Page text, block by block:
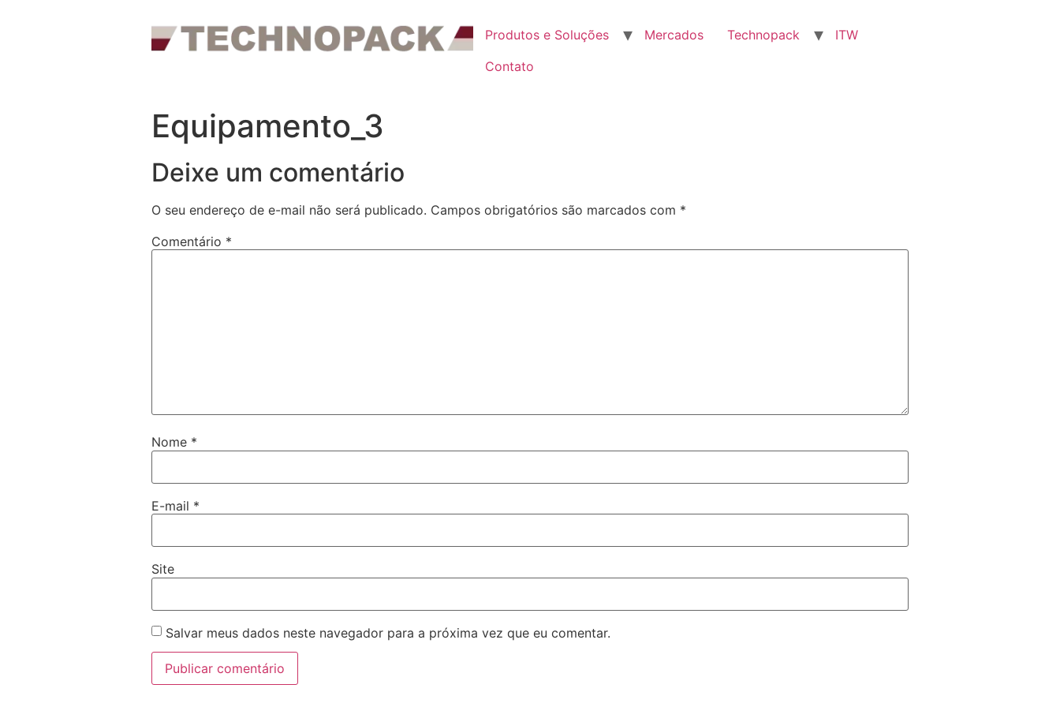
Produtos e Soluções Mercados Technopack
ITW
Contato
Equipamento_3
Deixe um comentário
O seu endereço de e-mail não será publicado. Campos obrigatórios são marcados com *
Comentário *
Nome *
E-mail *
Site
Salvar meus dados neste navegador para a próxima vez que eu comentar.